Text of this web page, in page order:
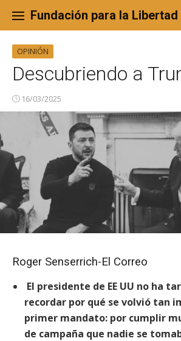
content
Fundación para la Libertad
OPINIÓN
Descubriendo a
16/03/2025
Roger Senserrich-El Correo
El presidente de EE UU no ha
recordar por qué se volvió tan
primer mandato: por cumplir
de campaña que nadie se